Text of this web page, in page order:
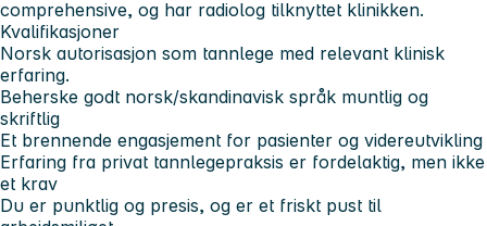
comprehensive, og har radiolog tilknyttet klinikken.
Kvalifikasjoner
Norsk autorisasjon som tannlege med relevant klinisk
erfaring.
Beherske godt norsk/skandinavisk språk muntlig og
skriftlig
Et brennende engasjement for pasienter og videreutvikling
Erfaring fra privat tannlegepraksis er fordelaktig, men ikke
et krav
Du er punktlig og presis, og er et friskt pust til